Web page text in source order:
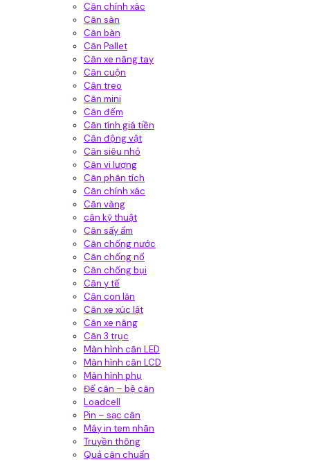
Cân chính xác
Cân sàn
Cân bàn
Cân Pallet
Cân xe nâng tay
Cân cuộn
Cân treo
Cân mini
Cân đếm
Cân tính giá tiền
Cân động vật
Cân siêu nhỏ
Cân vi lượng
Cân phân tích
Cân chính xác
Cân vàng
cân kỹ thuật
Cân sấy ẩm
Cân chống nước
Cân chống nổ
Cân chống bụi
Cân y tế
Cân con lăn
Cân xe xúc lật
Cân xe nâng
Cân 3 trục
Màn hình cân LED
Màn hình cân LCD
Màn hình phụ
Đế cân – bệ cân
Loadcell
Pin – sạc cân
Máy in tem nhãn
Truyền thông
Quả cân chuẩn